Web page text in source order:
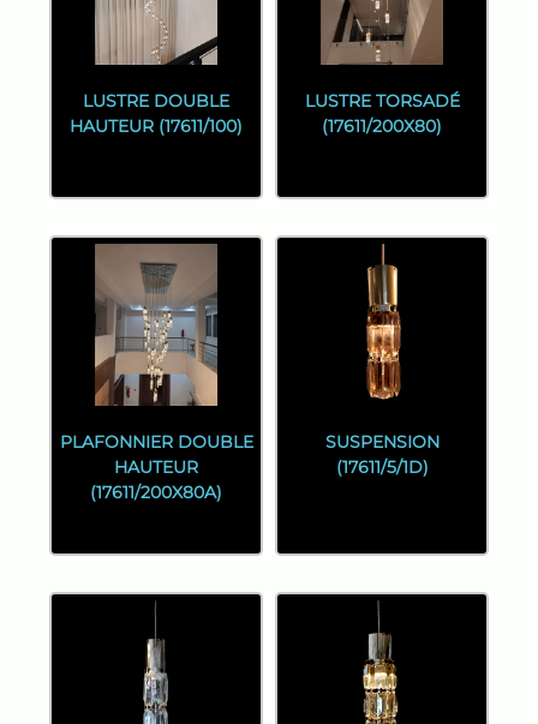
LUSTRE DOUBLE
HAUTEUR (17611/100)
LUSTRE TORSADÉ
(17611/200X80)
PLAFONNIER DOUBLE
HAUTEUR
(17611/200X80A)
SUSPENSION
(17611/5/1D)